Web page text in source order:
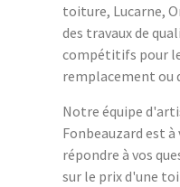
toiture, Lucarne,
des travaux de
compétitifs pour
remplacement ou
Notre équipe
Fonbeauzard est
répondre à vos
sur le prix d'une